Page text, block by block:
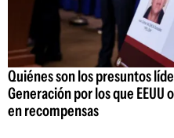
Quiénes son los presuntos
Generación por los que
en recompensas